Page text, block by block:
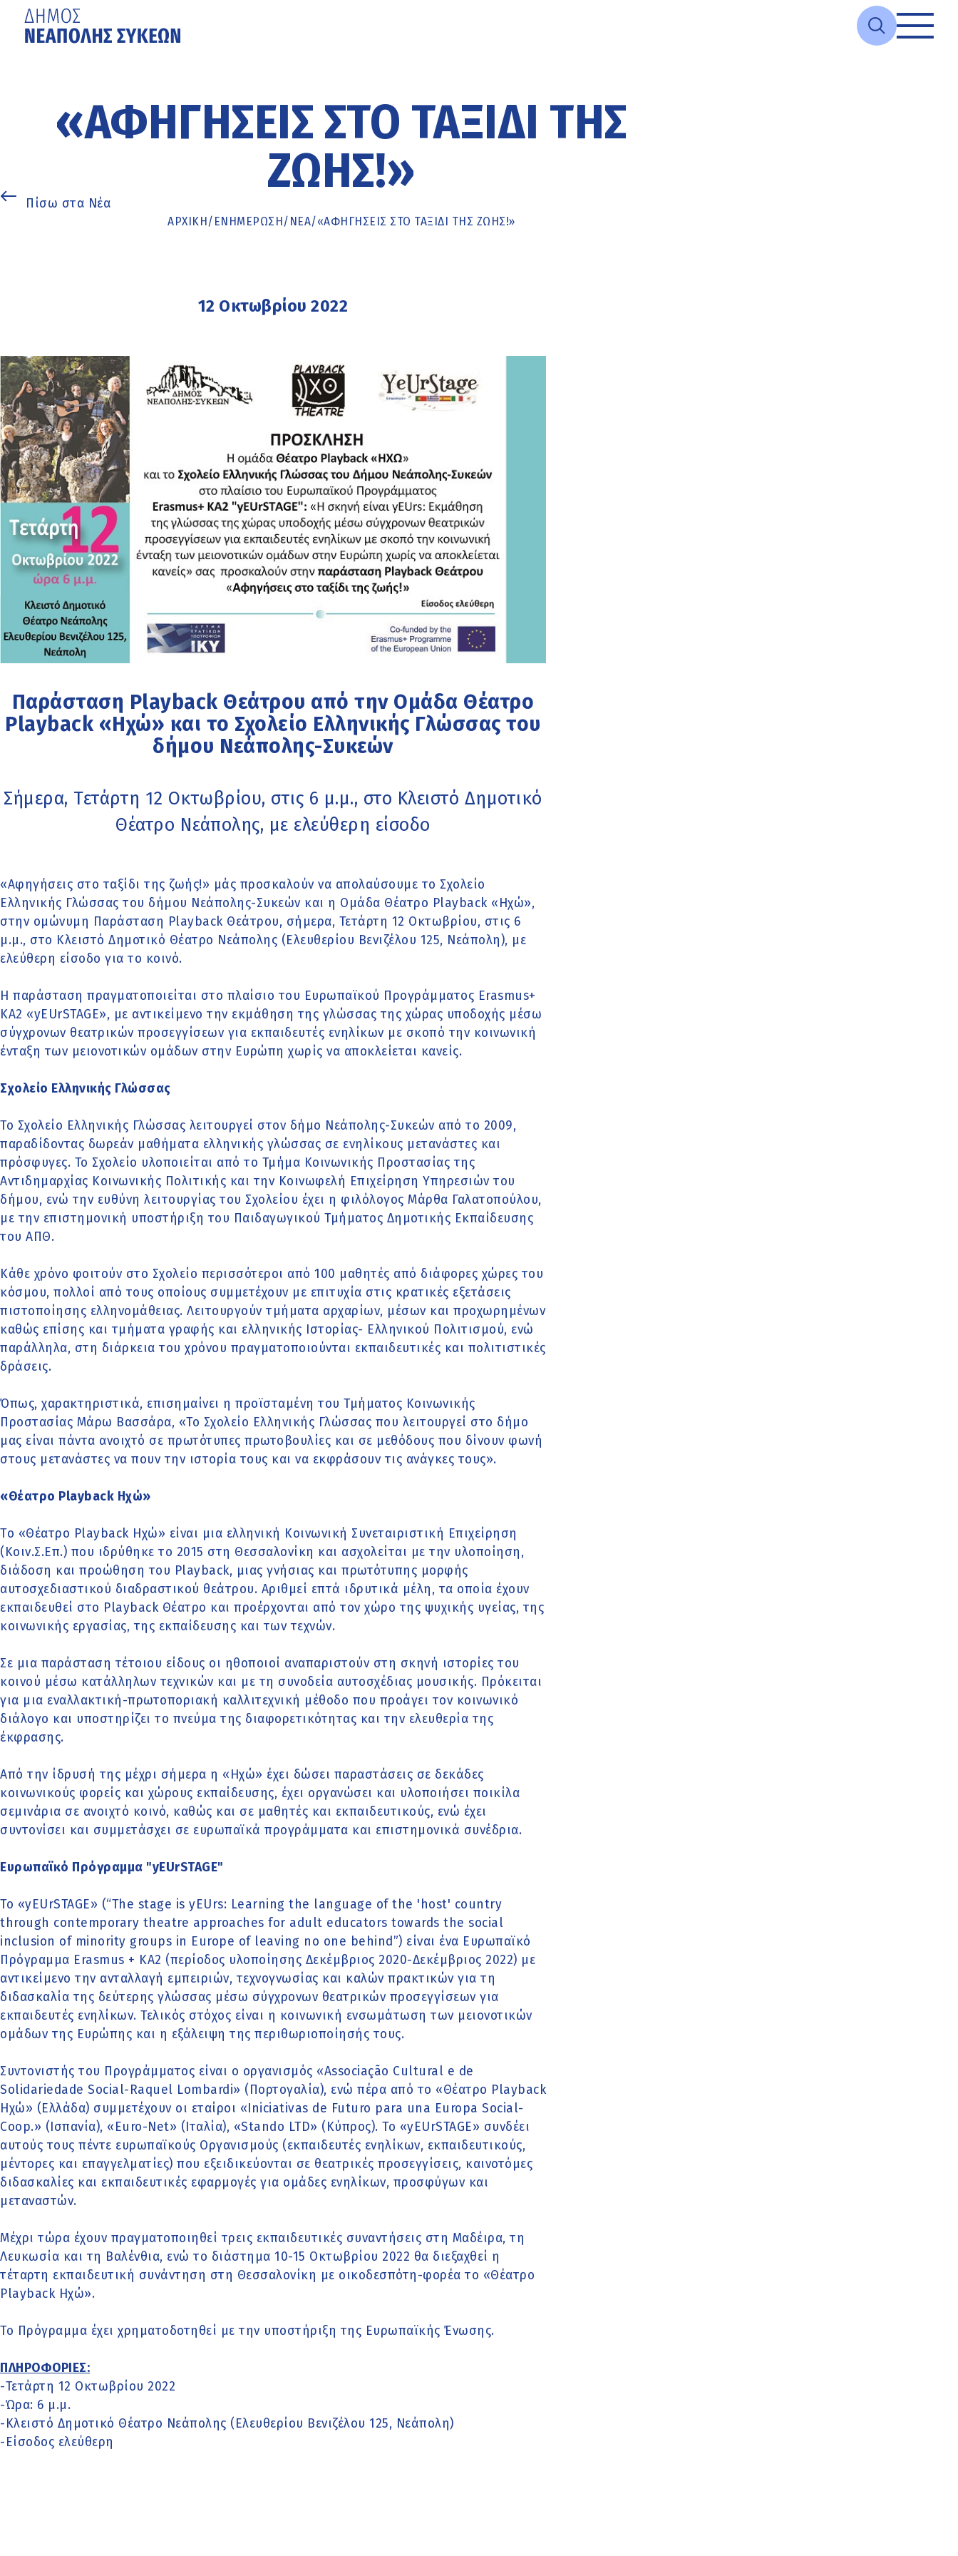
περιεχόμενο
«ΑΦΗΓΉΣΕΙΣ ΣΤΟ ΤΑΞΊΔΙ ΤΗΣ
ΖΩΉΣ!»
Πίσω στα Νέα
ΑΡΧΙΚΉ/ ΕΝΗΜΈΡΩΣΗ/ ΝΕΑ/«ΑΦΗΓΉΣΕΙΣ ΣΤΟ ΤΑΞΊΔΙ ΤΗΣ ΖΩΉΣ!»
12 Οκτωβρίου 2022
Παράσταση Playback Θεάτρου από την Ομάδα Θέατρο
Playback «Ηχώ» και το Σχολείο Ελληνικής Γλώσσας του
δήμου Νεάπολης-Συκεών
Σήμερα, Τετάρτη 12 Οκτωβρίου, στις 6 μ.μ., στο Κλειστό Δημοτικό
Θέατρο Νεάπολης, με ελεύθερη είσοδο
«Αφηγήσεις στο ταξίδι της ζωής!» μάς προσκαλούν να απολαύσουμε το Σχολείο
Ελληνικής Γλώσσας του δήμου Νεάπολης-Συκεών και η Ομάδα Θέατρο Playback «Ηχώ»,
στην ομώνυμη Παράσταση Playback Θεάτρου, σήμερα, Τετάρτη 12 Οκτωβρίου, στις 6
μ.μ., στο Κλειστό Δημοτικό Θέατρο Νεάπολης (Ελευθερίου Βενιζέλου 125, Νεάπολη), με
ελεύθερη είσοδο για το κοινό.
Η παράσταση πραγματοποιείται στο πλαίσιο του Ευρωπαϊκού Προγράμματος Erasmus+
KA2 «yEUrSTAGE», με αντικείμενο την εκμάθηση της γλώσσας της χώρας υποδοχής μέσω
σύγχρονων θεατρικών προσεγγίσεων για εκπαιδευτές ενηλίκων με σκοπό την κοινωνική
ένταξη των μειονοτικών ομάδων στην Ευρώπη χωρίς να αποκλείεται κανείς.
Σχολείο Ελληνικής Γλώσσας
Το Σχολείο Ελληνικής Γλώσσας λειτουργεί στον δήμο Νεάπολης-Συκεών από το 2009,
παραδίδοντας δωρεάν μαθήματα ελληνικής γλώσσας σε ενηλίκους μετανάστες και
πρόσφυγες. Το Σχολείο υλοποιείται από το Τμήμα Κοινωνικής Προστασίας της
Αντιδημαρχίας Κοινωνικής Πολιτικής και την Κοινωφελή Επιχείρηση Υπηρεσιών του
δήμου, ενώ την ευθύνη λειτουργίας του Σχολείου έχει η φιλόλογος Μάρθα Γαλατοπούλου,
με την επιστημονική υποστήριξη του Παιδαγωγικού Τμήματος Δημοτικής Εκπαίδευσης
του ΑΠΘ.
Κάθε χρόνο φοιτούν στο Σχολείο περισσότεροι από 100 μαθητές από διάφορες χώρες του
κόσμου, πολλοί από τους οποίους συμμετέχουν με επιτυχία στις κρατικές εξετάσεις
πιστοποίησης ελληνομάθειας. Λειτουργούν τμήματα αρχαρίων, μέσων και προχωρημένων
καθώς επίσης και τμήματα γραφής και ελληνικής Ιστορίας- Ελληνικού Πολιτισμού, ενώ
παράλληλα, στη διάρκεια του χρόνου πραγματοποιούνται εκπαιδευτικές και πολιτιστικές
δράσεις.
Όπως, χαρακτηριστικά, επισημαίνει η προϊσταμένη του Τμήματος Κοινωνικής
Προστασίας Μάρω Βασσάρα, «Το Σχολείο Ελληνικής Γλώσσας που λειτουργεί στο δήμο
μας είναι πάντα ανοιχτό σε πρωτότυπες πρωτοβουλίες και σε μεθόδους που δίνουν φωνή
στους μετανάστες να πουν την ιστορία τους και να εκφράσουν τις ανάγκες τους».
«Θέατρο Playback Ηχώ»
Τo «Θέατρο Playback Ηχώ» είναι μια ελληνική Κοινωνική Συνεταιριστική Επιχείρηση
(Κοιν.Σ.Επ.) που ιδρύθηκε το 2015 στη Θεσσαλονίκη και ασχολείται με την υλοποίηση,
διάδοση και προώθηση του Playback, μιας γνήσιας και πρωτότυπης μορφής
αυτοσχεδιαστικού διαδραστικού θεάτρου. Αριθμεί επτά ιδρυτικά μέλη, τα οποία έχουν
εκπαιδευθεί στο Playback Θέατρο και προέρχονται από τον χώρο της ψυχικής υγείας, της
κοινωνικής εργασίας, της εκπαίδευσης και των τεχνών.
Σε μια παράσταση τέτοιου είδους οι ηθοποιοί αναπαριστούν στη σκηνή ιστορίες του
κοινού μέσω κατάλληλων τεχνικών και με τη συνοδεία αυτοσχέδιας μουσικής. Πρόκειται
για μια εναλλακτική-πρωτοποριακή καλλιτεχνική μέθοδο που προάγει τον κοινωνικό
διάλογο και υποστηρίζει το πνεύμα της διαφορετικότητας και την ελευθερία της
έκφρασης.
Από την ίδρυσή της μέχρι σήμερα η «Ηχώ» έχει δώσει παραστάσεις σε δεκάδες
κοινωνικούς φορείς και χώρους εκπαίδευσης, έχει οργανώσει και υλοποιήσει ποικίλα
σεμινάρια σε ανοιχτό κοινό, καθώς και σε μαθητές και εκπαιδευτικούς, ενώ έχει
συντονίσει και συμμετάσχει σε ευρωπαϊκά προγράμματα και επιστημονικά συνέδρια.
Ευρωπαϊκό Πρόγραμμα "yEUrSTAGE"
Το «yEUrSTAGE» (“The stage is yEUrs: Learning the language of the 'host' country
through contemporary theatre approaches for adult educators towards the social
inclusion of minority groups in Europe of leaving no one behind”) είναι ένα Ευρωπαϊκό
Πρόγραμμα Erasmus + KA2 (περίοδος υλοποίησης Δεκέμβριος 2020-Δεκέμβριος 2022) με
αντικείμενο την ανταλλαγή εμπειριών, τεχνογνωσίας και καλών πρακτικών για τη
διδασκαλία της δεύτερης γλώσσας μέσω σύγχρονων θεατρικών προσεγγίσεων για
εκπαιδευτές ενηλίκων. Τελικός στόχος είναι η κοινωνική ενσωμάτωση των μειονοτικών
ομάδων της Ευρώπης και η εξάλειψη της περιθωριοποίησής τους.
Συντονιστής του Προγράμματος είναι ο οργανισμός «Associação Cultural e de
Solidariedade Social-Raquel Lombardi» (Πορτογαλία), ενώ πέρα από το «Θέατρο Playback
Ηχώ» (Ελλάδα) συμμετέχουν οι εταίροι «Iniciativas de Futuro para una Europa Social-
Coop.» (Ισπανία), «Euro-Net» (Ιταλία), «Stando LTD» (Κύπρος). Το «yEUrSTAGE» συνδέει
αυτούς τους πέντε ευρωπαϊκούς Οργανισμούς (εκπαιδευτές ενηλίκων, εκπαιδευτικούς,
μέντορες και επαγγελματίες) που εξειδικεύονται σε θεατρικές προσεγγίσεις, καινοτόμες
διδασκαλίες και εκπαιδευτικές εφαρμογές για ομάδες ενηλίκων, προσφύγων και
μεταναστών.
Μέχρι τώρα έχουν πραγματοποιηθεί τρεις εκπαιδευτικές συναντήσεις στη Μαδέιρα, τη
Λευκωσία και τη Βαλένθια, ενώ το διάστημα 10-15 Οκτωβρίου 2022 θα διεξαχθεί η
τέταρτη εκπαιδευτική συνάντηση στη Θεσσαλονίκη με οικοδεσπότη-φορέα το «Θέατρο
Playback Ηχώ».
Το Πρόγραμμα έχει χρηματοδοτηθεί με την υποστήριξη της Ευρωπαϊκής Ένωσης.
ΠΛΗΡΟΦΟΡΙΕΣ:
-Τετάρτη 12 Οκτωβρίου 2022
-Ώρα: 6 μ.μ.
-Κλειστό Δημοτικό Θέατρο Νεάπολης (Ελευθερίου Βενιζέλου 125, Νεάπολη)
-Είσοδος ελεύθερη